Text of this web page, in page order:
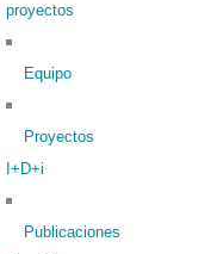
proyectos
Equipo
Proyectos
I+D+i
Publicaciones